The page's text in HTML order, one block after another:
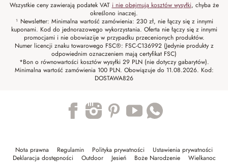
Wszystkie ceny zawierają podatek VAT i nie obejmują kosztów wysyłki, chyba że
określono inaczej.
¹ Newsletter: Minimalna wartość zamówienia: 230 zł, nie łączy się z innymi
kuponami. Kod do jednorazowego wykorzystania. Oferta nie łączy się z innymi
promocjami i nie obowiazije w przypadku przecenionych produktów.
Numer licencji znaku towarowego FSC®: FSC-C136992 (Jedynie produkty z
odpowiednim oznaczeniem mają certyfikat FSC)
*Bon o równowartości kosztów wysyłki 29 PLN (nie dotyczy gabarytów).
Minimalna wartość zamówienia 100 PLN. Obowiązuje do 11.08.2026. Kod:
DOSTAWA826
Nota prawna Regulamin Polityka prywatności
Ustawienia prywatności
Deklaracja dostępności
Outdoor Jesień Boże Narodzenie Wielkanoc